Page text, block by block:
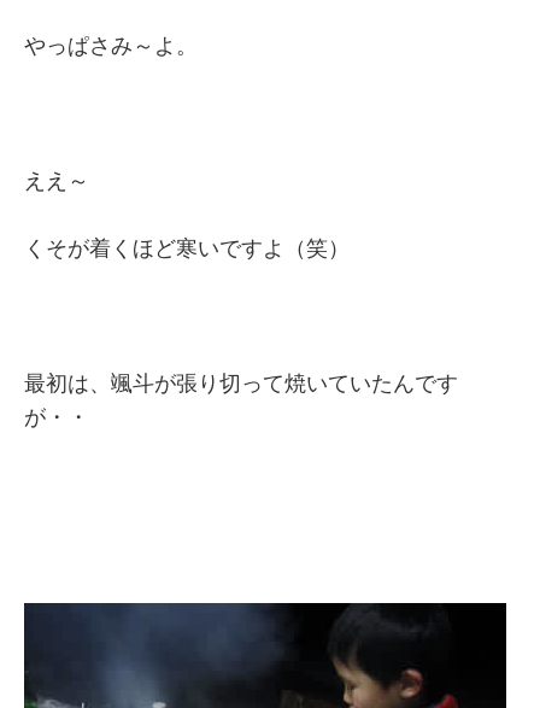
やっぱさみ～よ。
ええ～
くそが着くほど寒いですよ（笑）
最初は、颯斗が張り切って焼いていたんです
が・・